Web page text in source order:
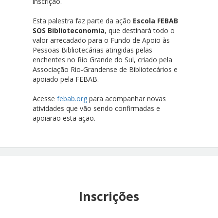
Esta palestra faz parte da ação Escola FEBAB
SOS Biblioteconomia, que destinará todo o
valor arrecadado para o Fundo de Apoio às
Pessoas Bibliotecárias atingidas pelas
enchentes no Rio Grande do Sul, criado pela
Associação Rio-Grandense de Bibliotecários e
apoiado pela FEBAB.
Acessefebab.org para acompanhar novas
atividades que vão sendo confirmadas e
apoiarão esta ação.
Inscrições